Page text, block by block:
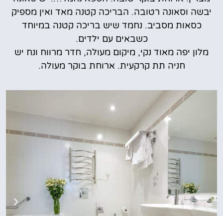
יבשה וסאונה רטובה. הבריכה קטנה מאד ואין מספיק
כסאות מסביב. נחמד שיש בריכה קטנה במיוחד
כשבאים עם ילדים.
מלון יפה מאוד נקי, מיקום מעולה, חדר מרווח ונח יש
חניה תת קרקעית. ארוחת בוקר מעולה.